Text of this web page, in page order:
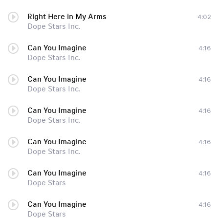
Right Here in My Arms
Dope Stars Inc.
4:02
Can You Imagine
Dope Stars Inc.
4:16
Can You Imagine
Dope Stars Inc.
4:16
Can You Imagine
Dope Stars Inc.
4:16
Can You Imagine
Dope Stars Inc.
4:16
Can You Imagine
Dope Stars
4:16
Can You Imagine
Dope Stars
4:16